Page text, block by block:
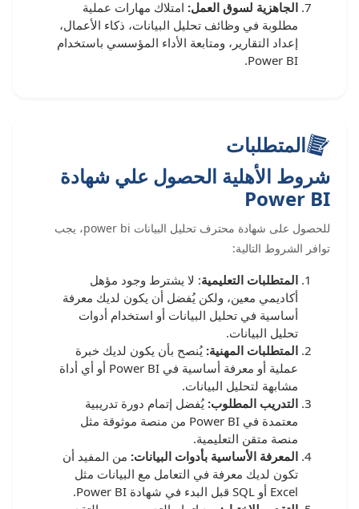
الجاهزية لسوق العمل: امتلاك مهارات عملية
مطلوبة في وظائف تحليل البيانات، ذكاء الأعمال،
إعداد التقارير، ومتابعة الأداء المؤسسي باستخدام
Power BI.
المتطلبات
شروط الأهلية الحصول علي شهادة
Power BI
للحصول على شهادة محترف تحليل البيانات power bi، يجب
توافر الشروط التالية:
المتطلبات التعليمية: لا يشترط وجود مؤهل
أكاديمي معين، ولكن يُفضل أن يكون لديك معرفة
أساسية في تحليل البيانات أو استخدام أدوات
تحليل البيانات.
المتطلبات المهنية: يُنصح بأن يكون لديك خبرة
عملية أو معرفة أساسية في Power BI أو أي أداة
مشابهة لتحليل البيانات.
التدريب المطلوب: يُفضل إتمام دورة تدريبية
معتمدة في Power BI من منصة موثوقة مثل
منصة متقن التعليمية.
المعرفة الأساسية بأدوات البيانات: من المفيد أن
تكون لديك معرفة في التعامل مع البيانات مثل
Excel أو SQL قبل البدء في شهادة Power BI.